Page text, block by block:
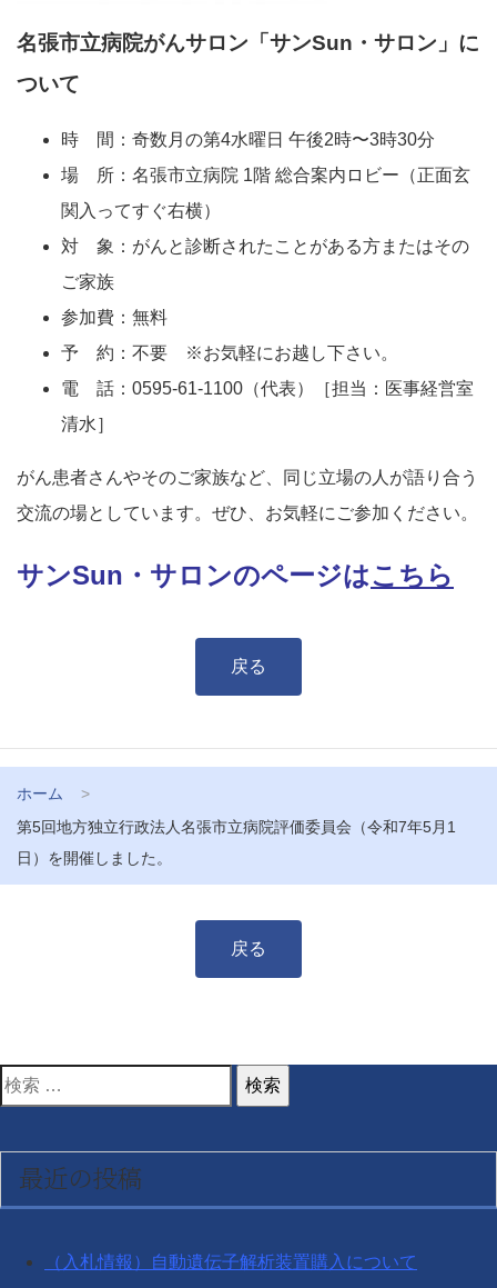
名張市立病院がんサロン「サンSun・サロン」に
ついて
時 間：奇数月の第4水曜日 午後2時〜3時30分
場 所：名張市立病院 1階 総合案内ロビー（正面玄
関入ってすぐ右横）
対 象：がんと診断されたことがある方またはその
ご家族
参加費：無料
予 約：不要 ※お気軽にお越し下さい。
電 話：0595-61-1100（代表）［担当：医事経営室
清水］
がん患者さんやそのご家族など、同じ立場の人が語り合う
交流の場としています。ぜひ、お気軽にご参加ください。
サンSun・サロンのページはこちら
戻る
ホーム
第5回地方独立行政法人名張市立病院評価委員会（令和7年5月1
日）を開催しました。
戻る
検
対
象:最近の投稿
（入札情報）自動遺伝子解析装置購入について